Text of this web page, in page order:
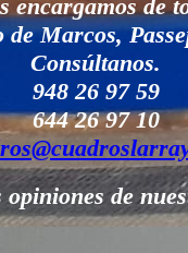
encargamos de
Marcos,
Consúltanos.
948 26 97 59
644 26 97 10
de